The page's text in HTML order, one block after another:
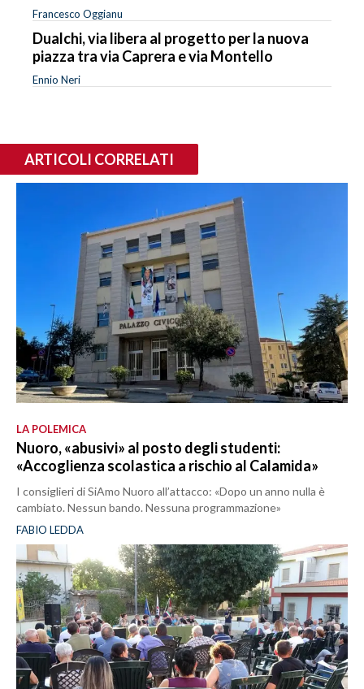
Francesco Oggianu
Dualchi, via libera al progetto per la nuova
piazza tra via Caprera e via Montello
Ennio Neri
ARTICOLI CORRELATI
LA POLEMICA
Nuoro, «abusivi» al posto degli studenti:
«Accoglienza scolastica a rischio al Calamida»
I consiglieri di SiAmo Nuoro all’attacco: «Dopo un anno nulla è
cambiato. Nessun bando. Nessuna programmazione»
FABIO LEDDA